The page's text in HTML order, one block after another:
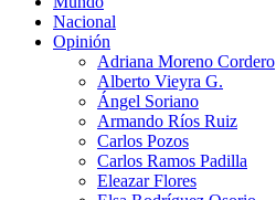
Nacional
Opinión
Adriana Moreno Cordero
Alberto Vieyra G.
Ángel Soriano
Armando Ríos Ruiz
Carlos Pozos
Carlos Ramos Padilla
Eleazar Flores